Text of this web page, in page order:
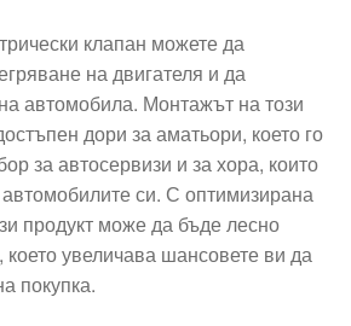
клапан можете да
на двигателя и да
автомобила. Монтажът на този
дори за аматьори, което го
за автосервизи и за хора, които
си. С оптимизирана
продукт може да бъде лесно
увеличава шансовете ви да
покупка.